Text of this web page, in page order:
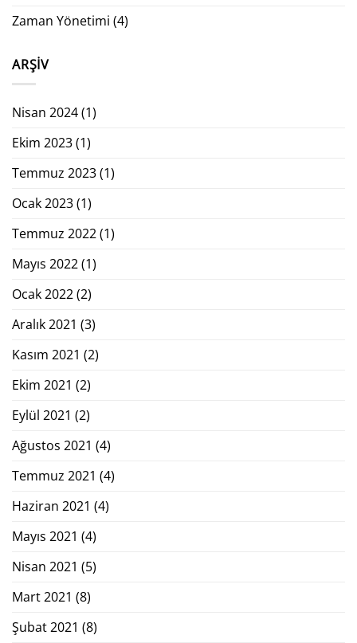
Zaman Yönetimi (4)
ARŞIV
Nisan 2024(1)
Ekim 2023(1)
Temmuz 2023(1)
Ocak 2023(1)
Temmuz 2022(1)
Mayıs 2022(1)
Ocak 2022(2)
Aralık 2021 (3)
Kasım 2021 (2)
Ekim 2021 (2)
Eylül 2021 (2)
Ağustos 2021 (4)
Temmuz 2021 (4)
Haziran 2021 (4)
Mayıs 2021 (4)
Nisan 2021 (5)
Mart 2021 (8)
Şubat 2021 (8)